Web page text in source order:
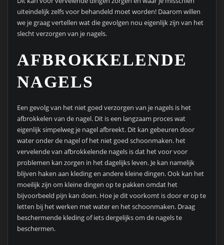
uiteindelijk zelfs voor behandeld moet worden! Daarom willen
we je graag vertellen wat die gevolgen nou eigenlijk zijn van het
slecht verzorgen van je nagels.
AFBROKKELENDE
NAGELS
Een gevolg van het niet goed verzorgen van je nagels is het
afbrokkelen van de nagel. Dit is een langzaam proces wat
eigenlijk simpelweg je nagel afbreekt. Dit kan gebeuren door
water onder de nagel of het niet goed schoonmaken. het
vervelende van afbrokkelende nagels is dat het voor voor
problemen kan zorgen in het dagelijks leven. Je kan namelijk
blijven haken aan kleding en andere kleine dingen. Ook kan het
moeilijk zijn om kleine dingen op te pakken omdat het
bijvoorbeeld pijn kan doen. Hoe je dit voorkomt is door er op te
letten bij het werken met water en het schoonmaken. Draag
beschermende kleding of iets dergelijks om de nagels te
beschermen.